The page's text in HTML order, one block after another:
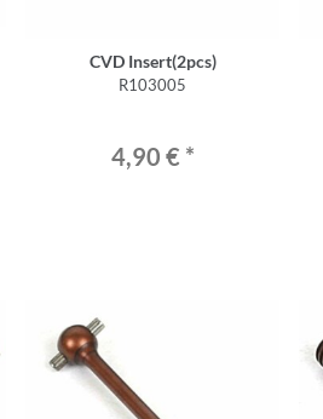
CVD Insert(2pcs)
R103005
4,90 € *